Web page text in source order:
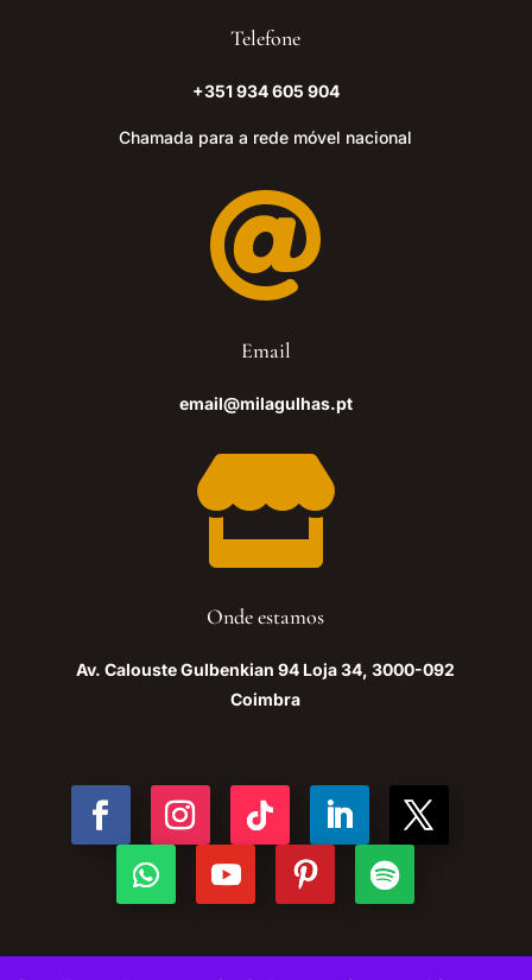
Telefone
+351 934 605 904
Chamada para a rede móvel nacional

Email
email@milagulhas.pt

Onde estamos
Av. Calouste Gulbenkian 94 Loja 34, 3000-092
Coimbra